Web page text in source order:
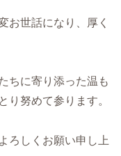
お世話になり、厚く
ちに寄り添った温も
り努めて参ります。
ろしくお願い申し上